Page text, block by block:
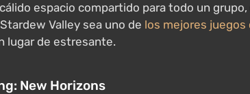
espacio compartido para todo un
Valley sea uno de los mejores
lugar de estresante.
New Horizons